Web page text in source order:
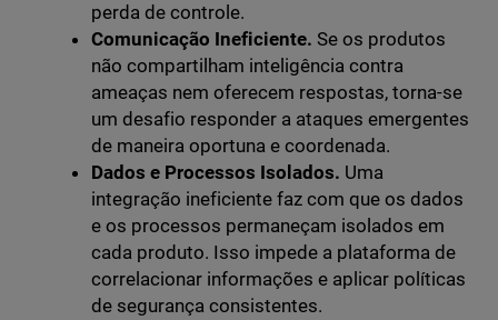
perda de controle.
Comunicação Ineficiente. Se os produtos
não compartilham inteligência contra
ameaças nem oferecem respostas, torna-se
um desafio responder a ataques emergentes
de maneira oportuna e coordenada.
Dados e Processos Isolados. Uma
integração ineficiente faz com que os dados
e os processos permaneçam isolados em
cada produto. Isso impede a plataforma de
correlacionar informações e aplicar políticas
de segurança consistentes.